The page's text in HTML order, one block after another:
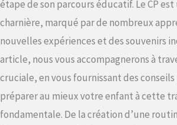
étape de son parcours éducatif. Le CP
charnière, marqué par de nombreux
nouvelles expériences et des souvenirs
article, nous vous accompagnerons à
cruciale, en vous fournissant des
préparer au mieux votre enfant à cette
fondamentale. De la création d’une